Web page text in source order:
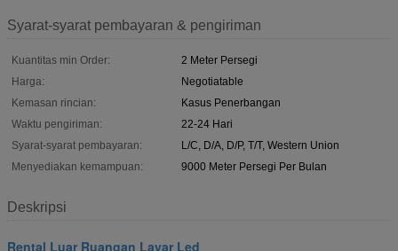
Syarat-syarat pembayaran & pengiriman
Kuantitas min Order:
2 Meter Persegi
Harga:
Negotiatable
Kemasan rincian:
Kasus Penerbangan
Waktu pengiriman:
22-24 Hari
Syarat-syarat pembayaran:
L/C, D/A, D/P, T/T, Western Union
Menyediakan kemampuan:
9000 Meter Persegi Per Bulan
Deskripsi
Rental Luar Ruangan Layar Led